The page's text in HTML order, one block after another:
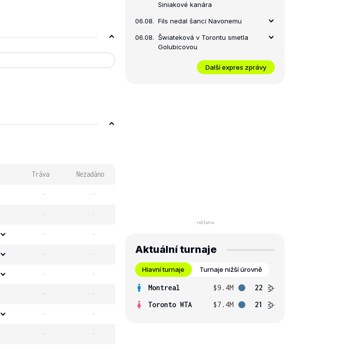
Tráva Nezadáno
- -
- -
- -
- -
- -
- -
- -
- -
Siniakové kanára
06.08. Fils nedal šanci Navonemu
06.08. Šwiateková v Torontu smetla
Golubicovou
Další expres zprávy
Aktuální turnaje
Hlavní turnaje Turnaje nižší úrovně
Montreal $9.4M
22
Toronto WTA
$7.4M 21